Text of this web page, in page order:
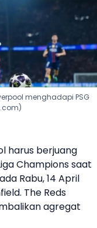
menghadapi PSG
harus berjuang
Champions saat
Rabu, 14 April
The Reds
agregat